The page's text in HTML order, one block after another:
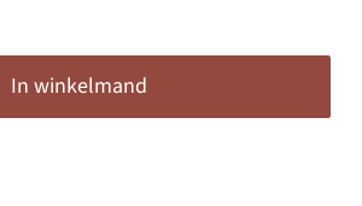
In winkelmand